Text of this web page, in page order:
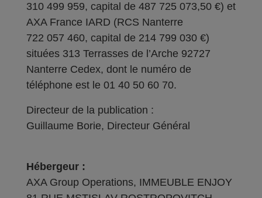
310 499 959, capital de 487 725 073,50 €) et
AXA France IARD (RCS Nanterre
722 057 460, capital de 214 799 030 €)
situées 313 Terrasses de l’Arche 92727
Nanterre Cedex, dont le numéro de
téléphone est le 01 40 50 60 70.
Directeur de la publication :
Guillaume Borie, Directeur Général
Hébergeur :
AXA Group Operations, IMMEUBLE ENJOY